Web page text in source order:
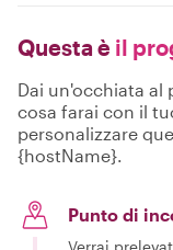
Questa è il
Dai un'occhiata al
cosa farai con il
personalizzare
{hostName}.
Punto di
Verrai